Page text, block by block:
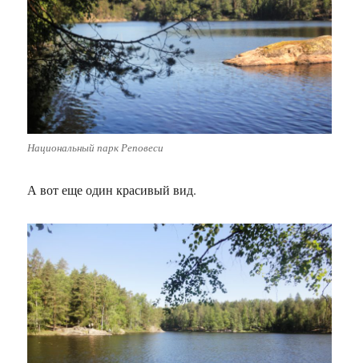
Национальный парк Реповеси
А вот еще один красивый вид.